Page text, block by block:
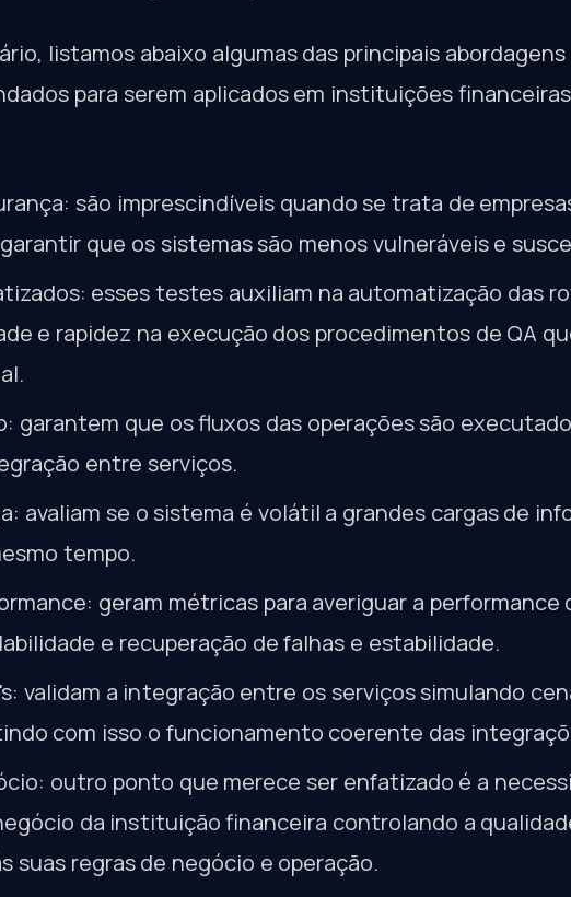
listamos abaixo algumas das principais
para serem aplicados em instituições
são imprescindíveis quando se trata de
que os sistemas são menos vulneráveis e
esses testes auxiliam na automatização das
e rapidez na execução dos procedimentos de QA
garantem que os fluxos das operações são
entre serviços.
avaliam se o sistema é volátil a grandes cargas de
tempo.
geram métricas para averiguar a performance
e recuperação de falhas e estabilidade.
validam a integração entre os serviços simulando
com isso o funcionamento coerente das
outro ponto que merece ser enfatizado é a
da instituição financeira controlando a
suas regras de negócio e operação.